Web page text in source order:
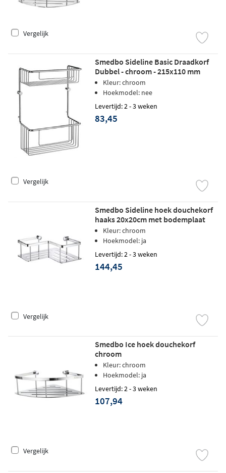
Vergelijk
Smedbo Sideline Basic Draadkorf
Dubbel - chroom - 215x110 mm
Kleur: chroom
Hoekmodel: nee
Levertijd: 2 - 3 weken
83,45
Vergelijk
Smedbo Sideline hoek douchekorf
haaks 20x20cm met bodemplaat
chroom
Kleur: chroom
Hoekmodel: ja
Levertijd: 2 - 3 weken
144,45
Vergelijk
Smedbo Ice hoek douchekorf
chroom
Kleur: chroom
Hoekmodel: ja
Levertijd: 2 - 3 weken
107,94
Vergelijk